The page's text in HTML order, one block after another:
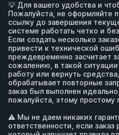
💡 Для вашего удобства и
Пожалуйста, не оформляйте
ссылку до завершения
системе работать четко и
Если создать несколько
привести к технической
преждевременно засчитает
сожалению, в такой
работу или вернуть
обрабатывает повторные
заказ был выполнен
пожалуйста, этому простому
⚠️ Мы не даем никаких
ответственности, если заказ